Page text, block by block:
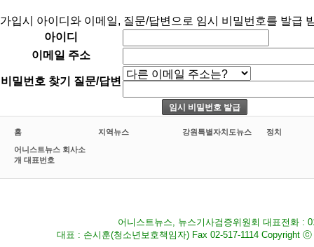
가입시 아이디와 이메일, 질문/답변으로 임시 비밀번호를 발급
아이디
이메일 주소
비밀번호 찾기 질문/답변
홈 지역뉴스 강원특별자치도뉴스 정치
어니스트뉴스 회사소
개 대표번호
어니스트뉴스, 뉴스기사검증위원회 대표전화 :
대표 : 손시훈(청소년보호책임자) Fax 02-517-1114 Copyright